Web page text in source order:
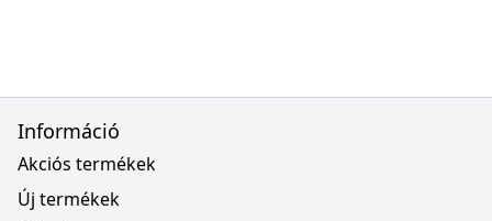
Információ
Akciós termékek
Új termékek